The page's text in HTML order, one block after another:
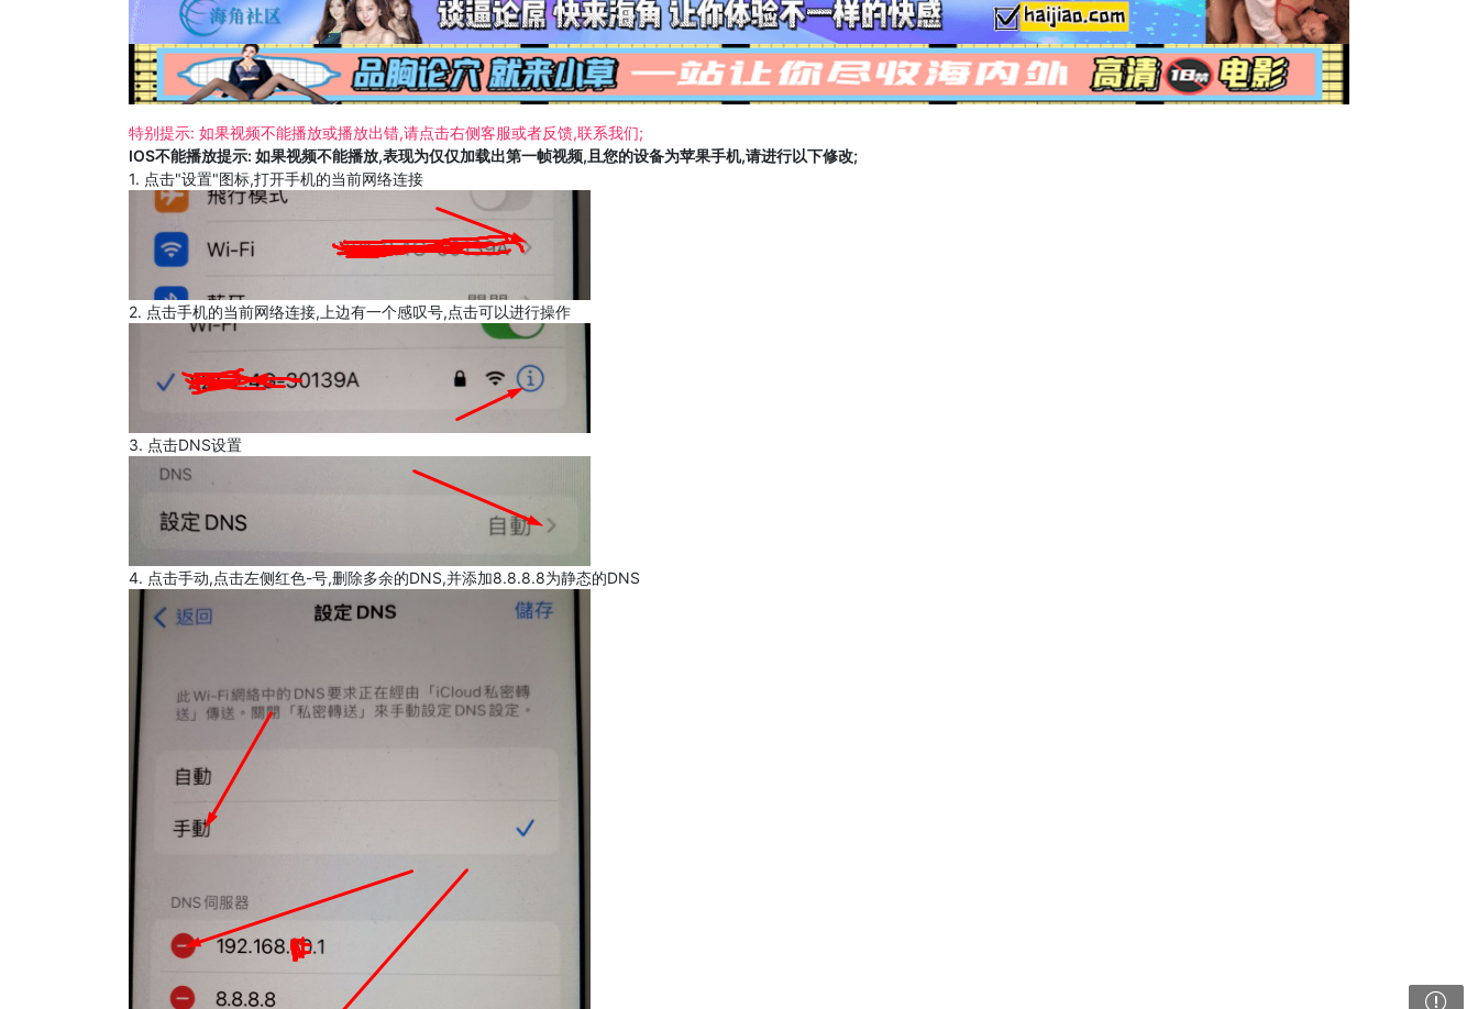
特别提示: 如果视频不能播放或播放出错,请点击右侧客服或者反馈,联系我们;
IOS不能播放提示: 如果视频不能播放,表现为仅仅加载出第一帧视频,且您的设备为苹果手机,请进行以下修改;
1. 点击"设置"图标,打开手机的当前网络连接
2. 点击手机的当前网络连接,上边有一个感叹号,点击可以进行操作
3. 点击DNS设置
4. 点击手动,点击左侧红色-号,删除多余的DNS,并添加8.8.8.8为静态的DNS